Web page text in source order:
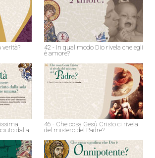
verità?
42 - In qual modo Dio rivela che egli
è amore?
dalla
46 - Che cosa Gesù Cristo ci rivela
del mistero del Padre?